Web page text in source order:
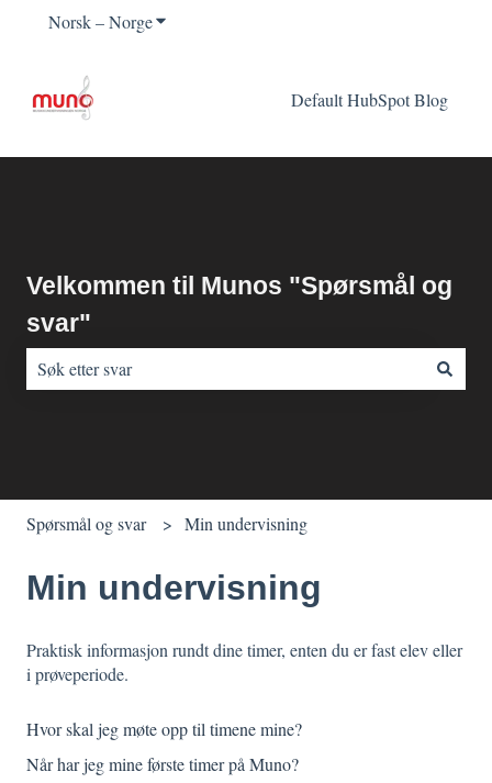
Norsk – NorgeVis undermeny for oversettelser
Default HubSpot Blog
Velkommen til Munos "Spørsmål og
svar"
Spørsmål og svar Min undervisning
Min undervisning
Praktisk informasjon rundt dine timer, enten du er fast elev eller
i prøveperiode.
Hvor skal jeg møte opp til timene mine?
Når har jeg mine første timer på Muno?